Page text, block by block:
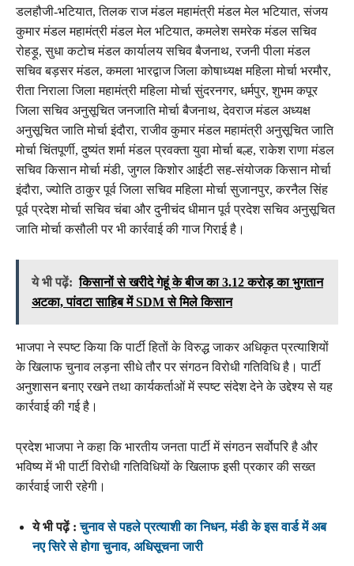
डलहौजी-भटियात, तिलक राज मंडल महामंत्री मंडल मेल भटियात, संजय
कुमार मंडल महामंत्री मंडल मेल भटियात, कमलेश समरेक मंडल सचिव
रोहड़ू, सुधा कटोच मंडल कार्यालय सचिव बैजनाथ, रजनी पीला मंडल
सचिव बड़सर मंडल, कमला भारद्वाज जिला कोषाध्यक्ष महिला मोर्चा भरमौर,
रीता निराला जिला महामंत्री महिला मोर्चा सुंदरनगर, धर्मपुर, शुभम कपूर
जिला सचिव अनुसूचित जनजाति मोर्चा बैजनाथ, देवराज मंडल अध्यक्ष
अनुसूचित जाति मोर्चा इंदौरा, राजीव कुमार मंडल महामंत्री अनुसूचित जाति
मोर्चा चिंतपूर्णी, दुष्यंत शर्मा मंडल प्रवक्ता युवा मोर्चा बल्ह, राकेश राणा मंडल
सचिव किसान मोर्चा मंडी, जुगल किशोर आईटी सह-संयोजक किसान मोर्चा
इंदौरा, ज्योति ठाकुर पूर्व जिला सचिव महिला मोर्चा सुजानपुर, करनैल सिंह
पूर्व प्रदेश मोर्चा सचिव चंबा और दुनीचंद धीमान पूर्व प्रदेश सचिव अनुसूचित
जाति मोर्चा कसौली पर भी कार्रवाई की गाज गिराई है।
ये भी पढ़ें: किसानों से खरीदे गेहूं के बीज का 3.12 करोड़ का भुगतान
अटका, पांवटा साहिब में SDM से मिले किसान
भाजपा ने स्पष्ट किया कि पार्टी हितों के विरुद्ध जाकर अधिकृत प्रत्याशियों
के खिलाफ चुनाव लड़ना सीधे तौर पर संगठन विरोधी गतिविधि है। पार्टी
अनुशासन बनाए रखने तथा कार्यकर्ताओं में स्पष्ट संदेश देने के उद्देश्य से यह
कार्रवाई की गई है।
प्रदेश भाजपा ने कहा कि भारतीय जनता पार्टी में संगठन सर्वोपरि है और
भविष्य में भी पार्टी विरोधी गतिविधियों के खिलाफ इसी प्रकार की सख्त
कार्रवाई जारी रहेगी।
ये भी पढ़ें :चुनाव से पहले प्रत्याशी का निधन, मंडी के इस वार्ड में अब
नए सिरे से होगा चुनाव, अधिसूचना जारी